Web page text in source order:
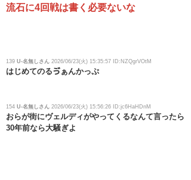
流石に4回戦は書く必要ないな
139 U-名無しさん 2026/06/23(火) 15:35:57 ID:NZQgrVOtM
はじめてのるゔぁんかっぷ
154 U-名無しさん 2026/06/23(火) 15:56:26 ID:jc6HaHDnM
おらが街にヴェルディがやってくるなんて言ったら
30年前なら大騒ぎよ